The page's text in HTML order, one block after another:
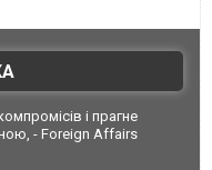
і прагне
- Foreign Affairs